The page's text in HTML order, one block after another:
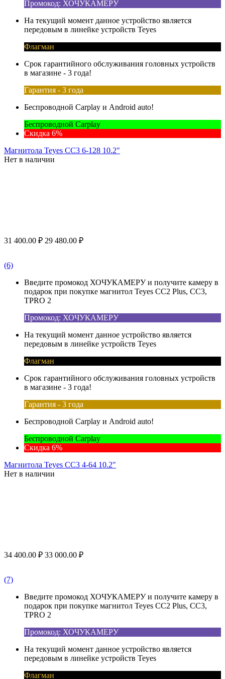
Промокод: ХОЧУКАМЕРУ
На текущий момент данное устройство является
передовым в линейке устройств Teyes
Флагман
Срок гарантийного обслуживания головных устройств
в магазине - 3 года!
Гарантия - 3 года
Беспроводной Carplay и Android auto!
Беспроводной Carplay
Скидка 6%
Магнитола Teyes CC3 6-128 10.2"
Нет в наличии
31 400.00 ₽ 29 480.00 ₽
(6)
Введите промокод ХОЧУКАМЕРУ и получите камеру в
подарок при покупке магнитол Teyes CC2 Plus, CC3,
TPRO 2
Промокод: ХОЧУКАМЕРУ
На текущий момент данное устройство является
передовым в линейке устройств Teyes
Флагман
Срок гарантийного обслуживания головных устройств
в магазине - 3 года!
Гарантия - 3 года
Беспроводной Carplay и Android auto!
Беспроводной Carplay
Скидка 6%
Магнитола Teyes CC3 4-64 10.2"
Нет в наличии
34 400.00 ₽ 33 000.00 ₽
(7)
Введите промокод ХОЧУКАМЕРУ и получите камеру в
подарок при покупке магнитол Teyes CC2 Plus, CC3,
TPRO 2
Промокод: ХОЧУКАМЕРУ
На текущий момент данное устройство является
передовым в линейке устройств Teyes
Флагман